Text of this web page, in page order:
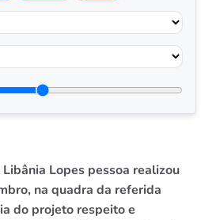
Lopes pessoa realizou
na quadra da referida
do projeto respeito e